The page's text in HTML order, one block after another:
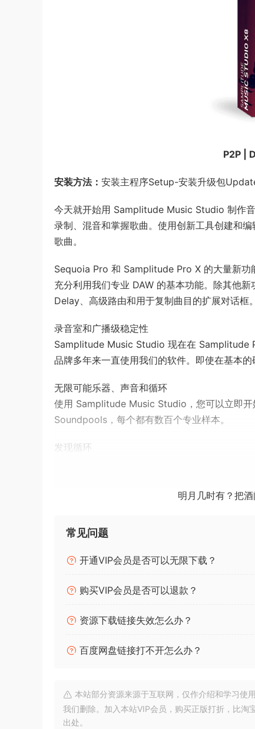
P2P |
安装方法： 安装主程序Setup-安装升级包
今天就开始用 Samplitude Music Studio 制作
录制、混音和掌握歌曲。使用创新工具创建和
歌曲。
Sequoia Pro 和 Samplitude Pro X 的大量新功
充分利用我们专业 DAW 的基本功能。除其他
Delay、高级路由和用于复制曲目的扩展对话框
录音室和广播级稳定性
Samplitude Music Studio 现在在 Samplitude
品牌多年来一直使用我们的软件。即使在基本
无限可能乐器、声音和循环
使用 Samplitude Music Studio，您可以立即开
Soundpools，每个都有数百个专业样本。
发现循环
录制完美的人声后，您需要找到合适的鼓和旋
曲。
亮点一览
• 改进的 AUX 路由
• 优化的 MIDI 对象显示
• 高级音轨复制功能
• 32 种 Vita 乐器
• 音频内容：无限的声音和循环
• 24 位/96 kHz 质量的多轨录音
明月几时有？把
常见问题
开通VIP会员是否可以无限下载？
购买VIP会员是否可以退款？
资源下载链接失效怎么办？
百度网盘链接打不开怎么办？
本站部分资源来源于互联网，仅作介绍和学习使
我们删除。加入本站VIP会员，购买正版打折，比淘
出处。